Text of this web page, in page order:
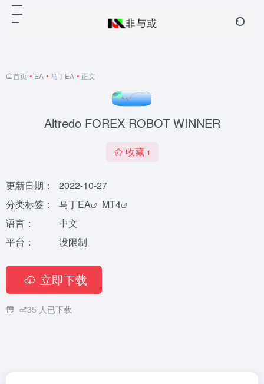
首页 • EA • 马丁EA • 正文
Altredo FOREX ROBOT WINNER
收藏 1
更新日期：
2022-10-27
分类标签：
马丁EA
MT4
语言：
中文
平台：
没限制
立即下载
35 人已下载